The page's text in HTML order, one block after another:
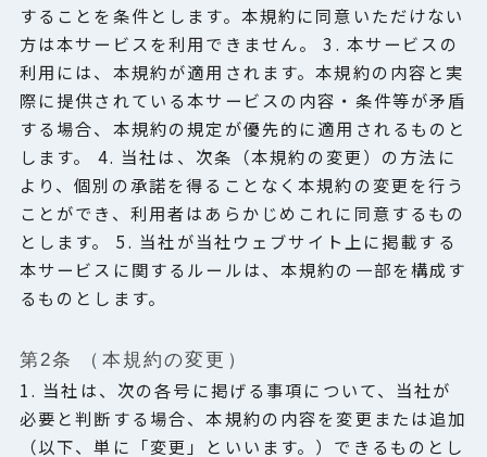
注文履歴/お気に入り
CONTACT
することを条件とします。本規約に同意いただけない
方は本サービスを利用できません。 3. 本サービスの
利用には、本規約が適用されます。本規約の内容と実
際に提供されている本サービスの内容・条件等が矛盾
する場合、本規約の規定が優先的に適用されるものと
します。 4. 当社は、次条（本規約の変更）の方法に
より、個別の承諾を得ることなく本規約の変更を行う
ことができ、利用者はあらかじめこれに同意するもの
とします。 5. 当社が当社ウェブサイト上に掲載する
本サービスに関するルールは、本規約の一部を構成す
るものとします。
第2条 （本規約の変更）
1. 当社は、次の各号に掲げる事項について、当社が
必要と判断する場合、本規約の内容を変更または追加
（以下、単に「変更」といいます。）できるものとし